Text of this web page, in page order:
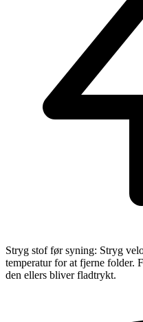
Stryg stof før syning: Stryg
temperatur for at fjerne folder.
den ellers bliver fladtrykt.